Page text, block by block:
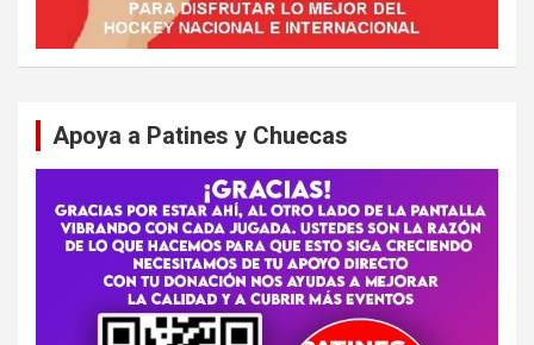
Apoya a Patines y Chuecas